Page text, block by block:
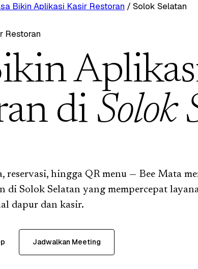
Bikin Aplikasi Kasir Restoran / Solok Selatan
Restoran
di Solok
reservasi, hingga QR menu — Bee Mata
di Solok Selatan yang mempercepat
dapur dan kasir.
Jadwalkan Meeting